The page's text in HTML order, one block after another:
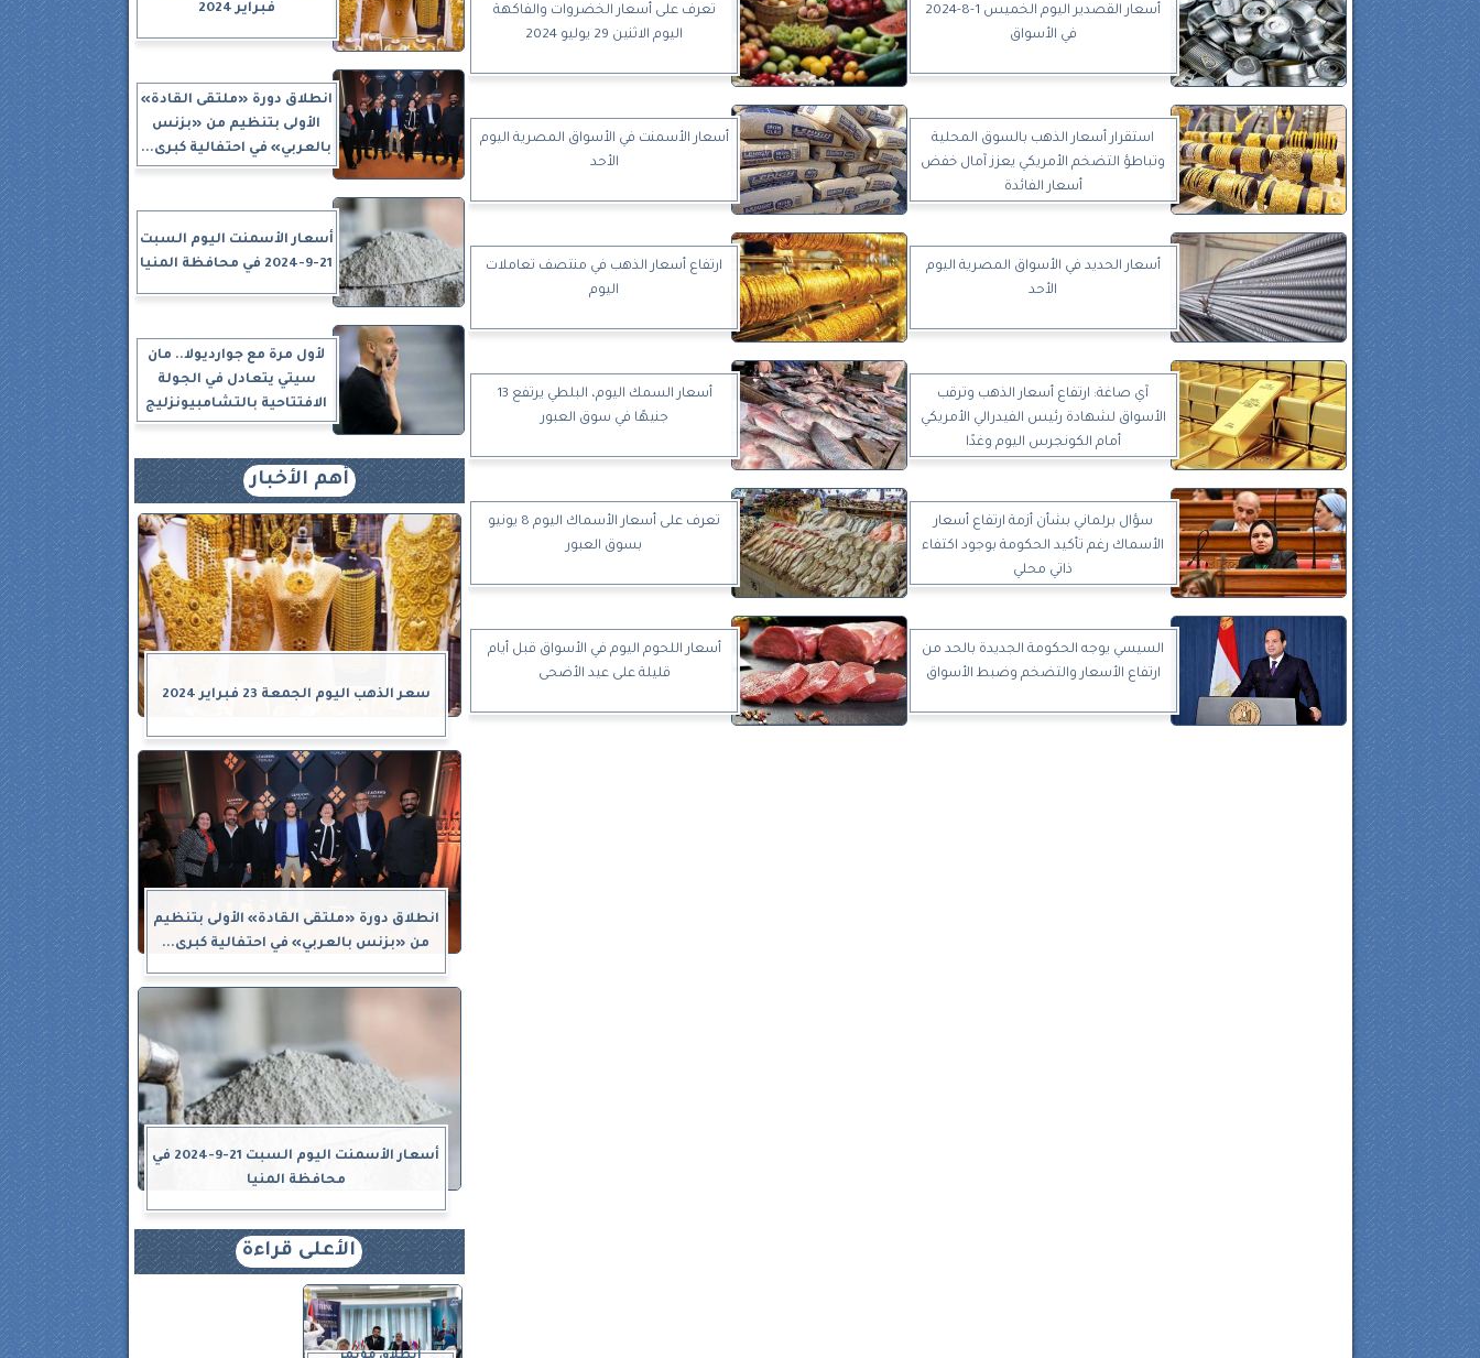
أسعار القصدير اليوم الخميس 1-8-2024
في الأسواق
تعرف على أسعار الخضروات والفاكهة
اليوم الاثنين 29 يوليو 2024
استقرار أسعار الذهب بالسوق المحلية
وتباطؤ التضخم الأمريكي يعزز آمال خفض
أسعار الفائدة
أسعار الأسمنت في الأسواق المصرية اليوم
الأحد
أسعار الحديد في الأسواق المصرية اليوم
الأحد
ارتفاع أسعار الذهب في منتصف تعاملات
اليوم
آي صاغة: ارتفاع أسعار الذهب وترقب
الأسواق لشهادة رئيس الفيدرالي الأمريكي
أمام الكونجرس اليوم وغدًا
أسعار السمك اليوم، البلطي يرتفع 13
جنيهًا في سوق العبور
سؤال برلماني بشأن أزمة ارتفاع أسعار
الأسماك رغم تأكيد الحكومة بوجود اكتفاء
ذاتي محلي
تعرف على أسعار الأسماك اليوم 8 يونيو
بسوق العبور
السيسي يوجه الحكومة الجديدة بالحد من
ارتفاع الأسعار والتضخم وضبط الأسواق
أسعار اللحوم اليوم في الأسواق قبل أيام
قليلة على عيد الأضحى
فبراير 2024
انطلاق دورة «ملتقى القادة»
الأولى بتنظيم من «بزنس
بالعربي» في احتفالية كبرى...
أسعار الأسمنت اليوم السبت
21-9-2024 في محافظة المنيا
لأول مرة مع جوارديولا.. مان
سيتي يتعادل في الجولة
الافتتاحية بالتشامبيونزليج
أهم الأخبار
سعر الذهب اليوم الجمعة 23 فبراير 2024
انطلاق دورة «ملتقى القادة» الأولى بتنظيم
من «بزنس بالعربي» في احتفالية كبرى...
أسعار الأسمنت اليوم السبت 21-9-2024 في
محافظة المنيا
الأعلى قراءة
انطلاق مؤتمر